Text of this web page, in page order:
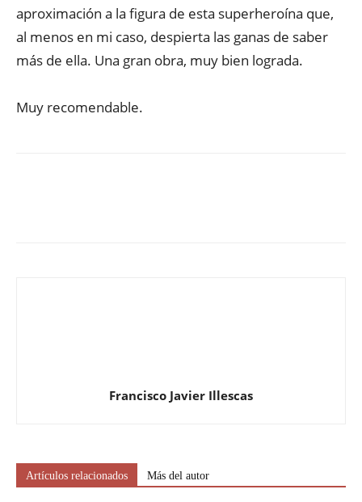
aproximación a la figura de esta superheroína que,
al menos en mi caso, despierta las ganas de saber
más de ella. Una gran obra, muy bien lograda.
Muy recomendable.
Francisco Javier Illescas
Artículos relacionados Más del autor